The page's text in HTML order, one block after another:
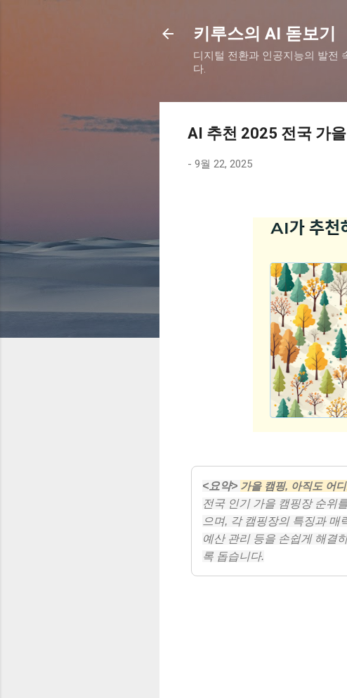
키루스의 AI 돋보기
디지털 전환과 인공지능의 발전
다.
AI 추천 2025 전국 가
- 9월 22, 2025
<요약> 가을 캠핑, 아직도 어
전국 인기 가을 캠핑장 순위
으며, 각 캠핑장의 특징과
예산 관리 등을 손쉽게 해결
록 돕습니다.